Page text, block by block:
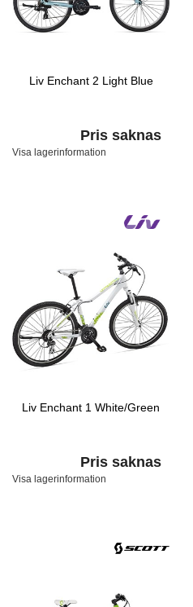
Liv Enchant 2 Light Blue
Pris saknas
Visa lagerinformation
Liv Enchant 1 White/Green
Pris saknas
Visa lagerinformation